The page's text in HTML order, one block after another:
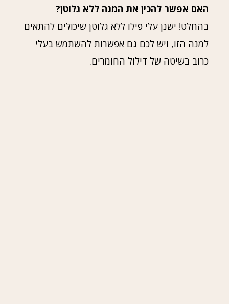
האם אפשר להכין את המנה ללא גלוטן?
בהחלט! ישנן עלי פילו ללא גלוטן שיכולים להתאים
למנה הזו, ויש לכם גם אפשרות להשתמש בעלי
כרוב בשיטה של דילול החומרים.